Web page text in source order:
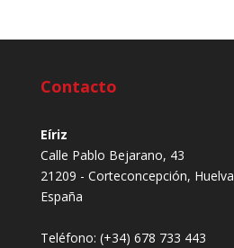
Contacto
Eíriz
Calle Pablo Bejarano, 43
21209 - Corteconcepción, Huelva
España
Teléfono: (+34) 678 733 443